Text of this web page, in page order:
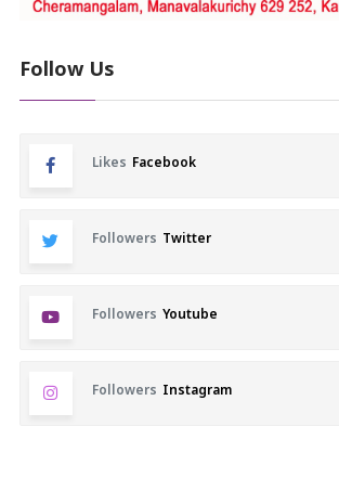
Follow Us
Likes Facebook
Followers Twitter
Followers Youtube
Followers Instagram